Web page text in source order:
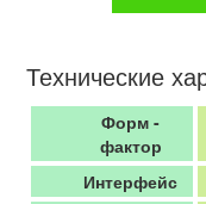
Технические
Форм -
фактор
Интерфейс